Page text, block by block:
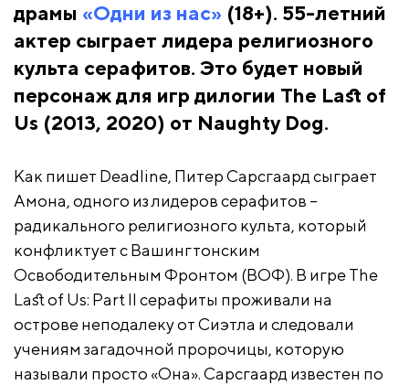
драмы «Одни из нас» (18+). 55-летний
актер сыграет лидера религиозного
культа серафитов. Это будет новый
персонаж для игр дилогии The Last of
Us (2013, 2020) от Naughty Dog.
Как пишет Deadline, Питер Сарсгаард сыграет
Амона, одного из лидеров серафитов –
радикального религиозного культа, который
конфликтует с Вашингтонским
Освободительным Фронтом (ВОФ). В игре The
Last of Us: Part II серафиты проживали на
острове неподалеку от Сиэтла и следовали
учениям загадочной пророчицы, которую
называли просто «Она». Сарсгаард известен по